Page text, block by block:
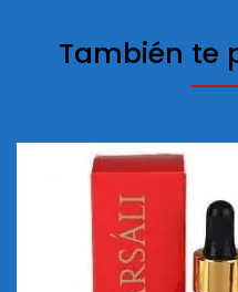
También te